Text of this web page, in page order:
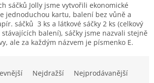
sáčků Jolly jsme vytvořili ekonomické
jednoduchou kartu, balení bez vůně a
sáčků 3 ks a látkové sáčky 2 ks (celkový
balení), sáčky jsme nazvali stejně
ale za každým názvem je písmenko E.
Nejdražší Nejprodávanější